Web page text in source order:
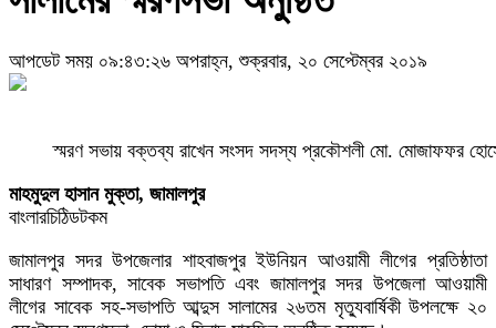
আপডেট সময় ০৯:৪৩:২৬ অপরাহ্ন, শুক্রবার, ২০ সেপ্টেম্বর ২০১৯
স্মরণ সভায় বক্তব্য রাখেন সংসদ সদস্য প্রকৌশলী মো. মোজাফফর
মাহমুদুল হাসান মুক্তা, জামালপুর
বাংলারচিঠিডটকম
জামালপুর সদর উপজেলার শাহবাজপুর ইউনিয়ন আওয়ামী লীগের প্রতিষ্ঠাতা
সাধারণ সম্পাদক, সাবেক সভাপতি এবং জামালপুর সদর উপজেলা আওয়ামী
লীগের সাবেক সহ-সভাপতি আব্দুস সালামের ২৬তম মৃত্যুবার্ষিকী উপলক্ষে ২০